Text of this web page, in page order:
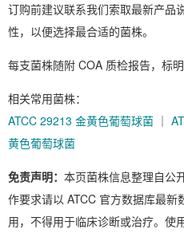
订购前建议联系我们索取最新产品
性，以便选择最合适的菌株。
每支菌株随附 COA 质检报告，标明
相关常用菌株：
ATCC 29213 金黄色葡萄球菌 ｜
黄色葡萄球菌
免责声明： 本页菌株信息整理自公
作要求请以 ATCC 官方数据库最
用，不得用于临床诊断或治疗。使